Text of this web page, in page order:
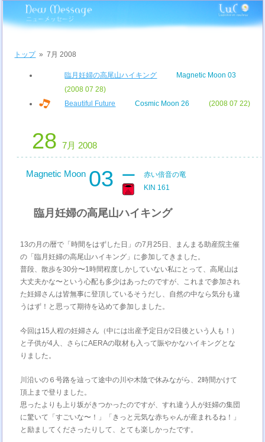
トップ»7月 2008
臨月妊婦の高尾山ハイキング
Magnetic Moon 03
(2008 07 28)
Beautiful Future
Cosmic Moon 26 (2008 07 22)
28 7月 2008
Magnetic Moon 03
赤い倍音の竜
KIN 161
臨月妊婦の高尾山ハイキング
13の月の暦で「時間をはずした日」の7月25日、まんまる助産院主催
の「臨月妊婦の高尾山ハイキング」に参加してきました。
普段、散歩を30分〜1時間程度しかしていない私にとって、高尾山は
大丈夫かな〜という心配も多少はあったのですが、これまで参加され
た妊婦さんは皆無事に登頂しているそうだし、自然の中なら気分も違
うはず！と思って期待を込めて参加しました。
今回は15人程の妊婦さん（中には出産予定日が2日後という人も！）
と子供が4人、さらにAERAの取材も入って賑やかなハイキングとな
りました。
川沿いの６号路を辿って途中の川や木陰で休みながら、2時間かけて
頂上まで登りました。
思ったよりも上り坂がきつかったのですが、すれ違う人が妊婦の集団
に驚いて「すごいな〜！」「きっと元気な赤ちゃんが産まれるね！」
と励ましてくださったりして、とても楽しかったです。